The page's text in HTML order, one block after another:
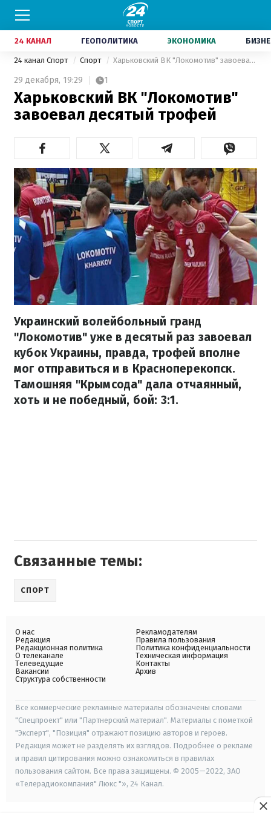
24 КАНАЛ ГЕОПОЛИТИКА ЭКОНОМИКА
24 канал Спорт Спорт Харьковский ВК "Локомотив" завоевал десятый трофей
29 декабря, 19:29 1
Харьковский ВК "Локомотив"
завоевал десятый трофей
Украинский волейбольный гранд
"Локомотив" уже в десятый раз завоевал
кубок Украины, правда, трофей вполне
мог отправиться и в Красноперекопск.
Тамошняя "Крымсода" дала отчаянный,
хоть и не победный, бой: 3:1.
Связанные темы:
СПОРТ
О нас
Редакция
Редакционная политика
О телеканале
Телеведущие
Вакансии
Структура собственности
Рекламодателям
Правила пользования
Политика конфиденциальности
Техническая информация
Контакты
Архив
Все коммерческие рекламные материалы обозначены словами
"Спецпроект" или "Партнерский материал". Материалы с пометкой
"Эксперт", "Позиция" отражают позицию авторов и героев.
Редакция может не разделять их взглядов. Подробнее о рекламе
и правил цитирования можно ознакомиться в правилах
пользования сайтом. Все права защищены. © 2005—2022, ЗАО
«Телерадиокомпания" Люкс "», 24 Канал.